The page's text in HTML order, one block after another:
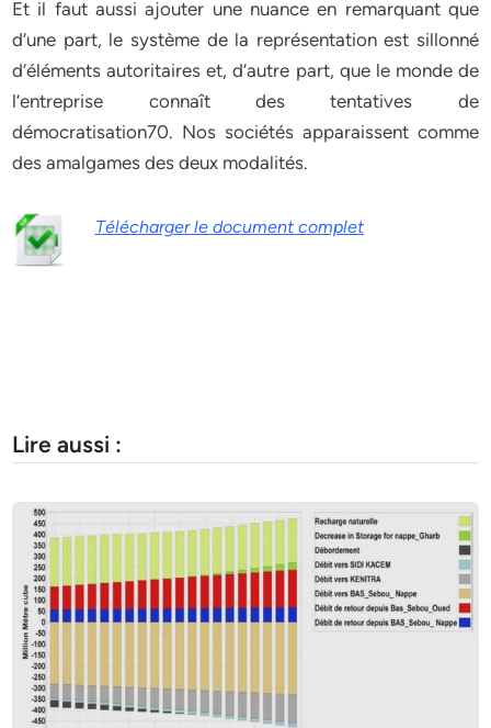
Et il faut aussi ajouter une nuance en remarquant que
d’une part, le système de la représentation est sillonné
d’éléments autoritaires et, d’autre part, que le monde de
l’entreprise connaît des tentatives de
démocratisation70. Nos sociétés apparaissent comme
des amalgames des deux modalités.
Télécharger le document complet
Lire aussi :